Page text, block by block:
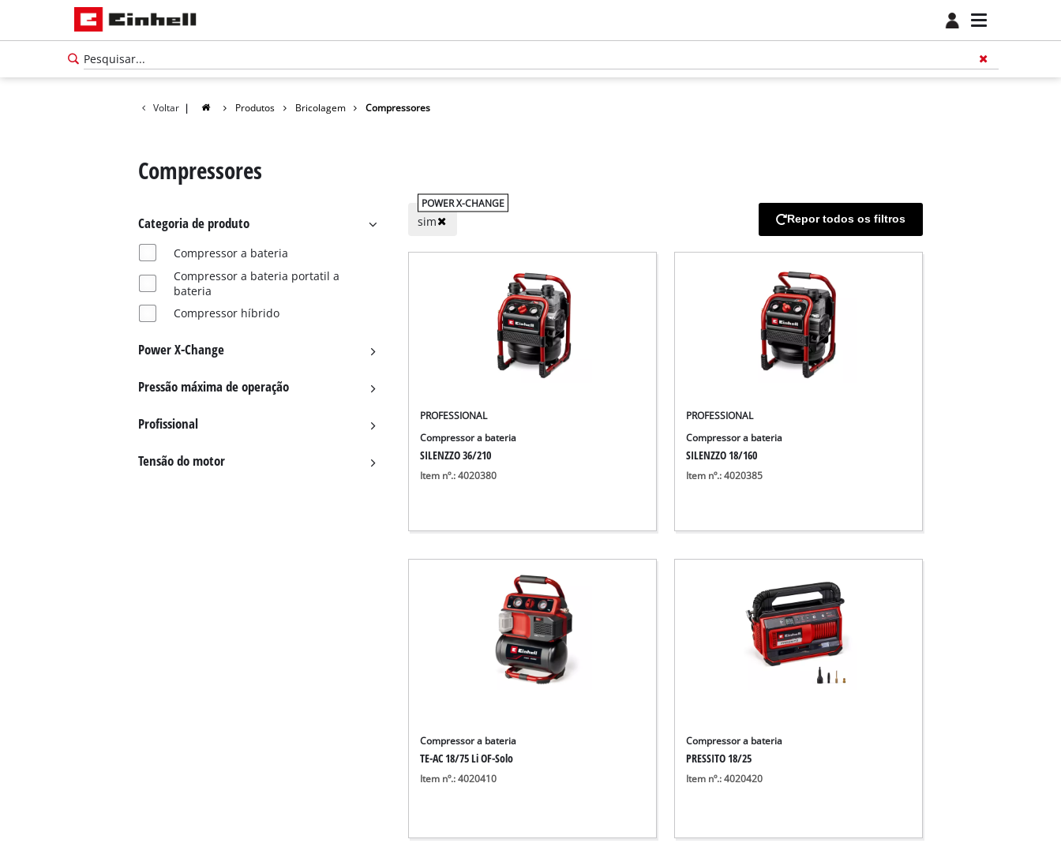
Voltar | Produtos Bricolagem Compressores
Compressores
Categoria de produto
Compressor a bateria
Compressor a bateria portatil a
bateria
Compressor híbrido
Power X-Change
Pressão máxima de operação
Profissional
Tensão do motor
POWER X-CHANGE
sim Repor todos os filtros
PROFESSIONAL
Compressor a bateria
SILENZZO 36/210
Item nº.: 4020380
PROFESSIONAL
Compressor a bateria
SILENZZO 18/160
Item nº.: 4020385
Compressor a bateria
TE-AC 18/75 Li OF-Solo
Item nº.: 4020410
Compressor a bateria
PRESSITO 18/25
Item nº.: 4020420